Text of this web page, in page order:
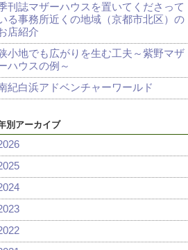
刊誌マザーハウスを置いてくださって
る事務所近くの地域（京都市北区）の
店紹介
小地でも広がりを生む工夫～紫野マザ
ハウスの例～
紀白浜アドベンチャーワールド
別アーカイブ